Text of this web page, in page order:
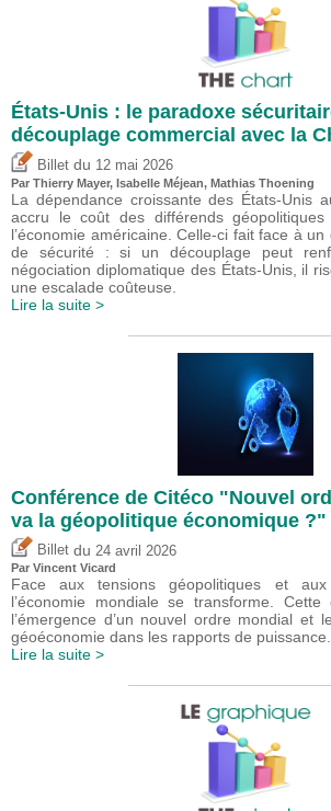
États-Unis : le paradoxe
découplage commercial avec la
Billet du 12 mai 2026
Par Thierry Mayer, Isabelle Méjean, Mathias Thoening
La dépendance croissante des États-Unis
accru le coût des différends
l’économie américaine. Celle-ci fait face à
de sécurité : si un découplage peut
négociation diplomatique des États-Unis, il
une escalade coûteuse.
Lire la suite >
Conférence de Citéco "Nouvel
va la géopolitique économique ?"
Billet du 24 avril 2026
Par Vincent Vicard
Face aux tensions géopolitiques et aux
l’économie mondiale se transforme. Cette
l’émergence d’un nouvel ordre mondial et
géoéconomie dans les rapports de puissance.
Lire la suite >